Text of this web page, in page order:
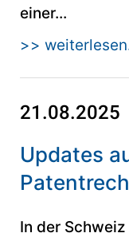
einer...
>>
21.08.2025
Updates
In der